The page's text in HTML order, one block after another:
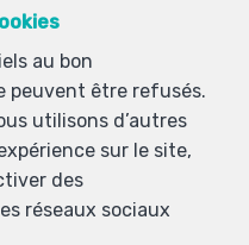
au bon
peuvent être refusés.
utilisons d’autres
sur le site,
des
réseaux sociaux
Géants
01 51
Felipe agréé IPI